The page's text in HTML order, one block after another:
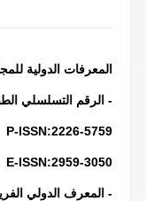
المعرفات الدولية
- الرقم التسلسلي
P-ISSN:2226-5759
E-ISSN:2959-3050
- المعرف الدولي